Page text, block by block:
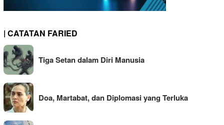
| CATATAN FARIED
Tiga Setan dalam Diri Manusia
Doa, Martabat, dan Diplomasi yang Terluka